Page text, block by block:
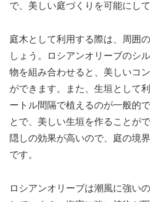
で、美しい庭づくりを可能にして
庭木として利用する際は、周囲
しょう。ロシアンオリーブのシ
物を組み合わせると、美しいコ
ができます。また、生垣として
ートル間隔で植えるのが一般的
とで、美しい生垣を作ることが
隠しの効果が高いので、庭の境
です。
ロシアンオリーブは潮風に強い